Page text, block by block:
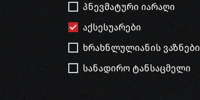
პნევმატური იარაღი
აქსესუარები
ხრახნლულიანის ვაზნები
სანადირო ტანსაცმელი